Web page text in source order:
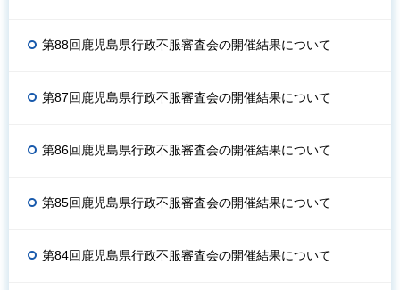
第88回鹿児島県行政不服審査会の開催結果について
第87回鹿児島県行政不服審査会の開催結果について
第86回鹿児島県行政不服審査会の開催結果について
第85回鹿児島県行政不服審査会の開催結果について
第84回鹿児島県行政不服審査会の開催結果について